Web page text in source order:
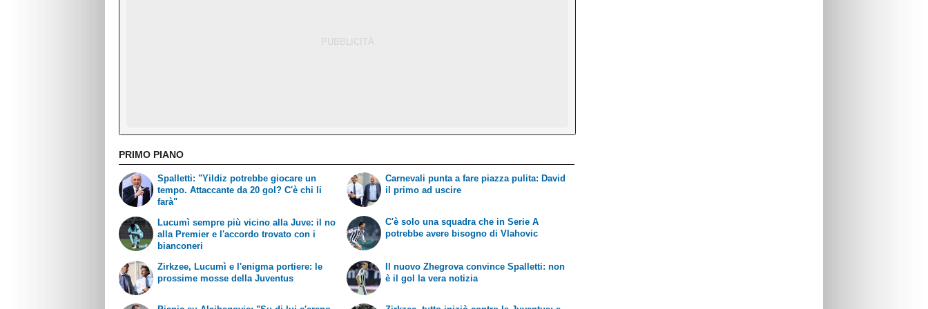
PRIMO PIANO
Spalletti: "Yildiz potrebbe giocare un
tempo. Attaccante da 20 gol? C'è chi li
farà"
Lucumì sempre più vicino alla Juve: il no
alla Premier e l'accordo trovato con i
bianconeri
Carnevali punta a fare piazza pulita: David
il primo ad uscire
C'è solo una squadra che in Serie A
potrebbe avere bisogno di Vlahovic
Zirkzee, Lucumì e l'enigma portiere: le
prossime mosse della Juventus
Il nuovo Zhegrova convince Spalletti: non
è il gol la vera notizia